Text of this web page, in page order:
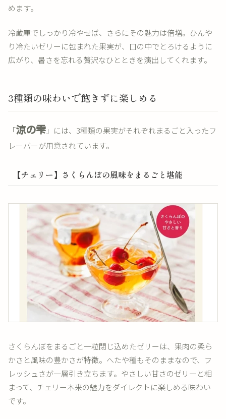
めます。
冷蔵庫でしっかり冷やせば、さらにその魅力は倍増。ひんや
り冷たいゼリーに包まれた果実が、口の中でとろけるように
広がり、暑さを忘れる贅沢なひとときを演出してくれます。
3種類の味わいで飽きずに楽しめる
「涼の雫」には、3種類の果実がそれぞれまるごと入ったフ
レーバーが用意されています。
【チェリー】さくらんぼの風味をまるごと堪能
さくらんぼをまるごと一粒閉じ込めたゼリーは、果肉の柔ら
かさと風味の豊かさが特徴。へたや種もそのままなので、フ
レッシュさが一層引き立ちます。やさしい甘さのゼリーと相
まって、チェリー本来の魅力をダイレクトに楽しめる味わい
です。